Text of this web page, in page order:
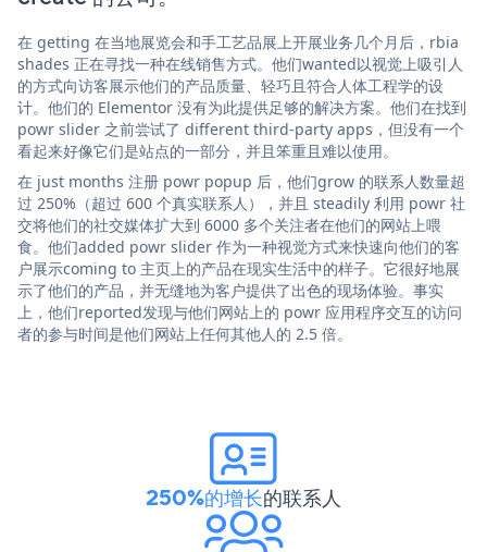
在 getting 在当地展览会和手工艺品展上开展业务几个月后，rbia
shades 正在寻找一种在线销售方式。他们wanted以视觉上吸引人
的方式向访客展示他们的产品质量、轻巧且符合人体工程学的设
计。他们的 Elementor 没有为此提供足够的解决方案。他们在找到
powr slider 之前尝试了 different third-party apps，但没有一个
看起来好像它们是站点的一部分，并且笨重且难以使用。
在 just months 注册 powr popup 后，他们grow 的联系人数量超
过 250%（超过 600 个真实联系人），并且 steadily 利用 powr 社
交将他们的社交媒体扩大到 6000 多个关注者在他们的网站上喂
食。他们added powr slider 作为一种视觉方式来快速向他们的客
户展示coming to 主页上的产品在现实生活中的样子。它很好地展
示了他们的产品，并无缝地为客户提供了出色的现场体验。事实
上，他们reported发现与他们网站上的 powr 应用程序交互的访问
者的参与时间是他们网站上任何其他人的 2.5 倍。
250%的增长的联系人